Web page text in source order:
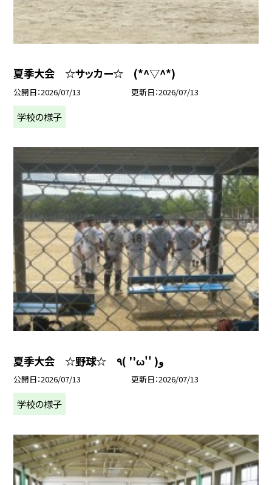
夏季大会 ☆サッカー☆ (*^▽^*)
公開日 2026/07/13 更新日 2026/07/13
学校の様子
夏季大会 ☆野球☆ ٩( ''ω'' )و
公開日 2026/07/13 更新日 2026/07/13
学校の様子